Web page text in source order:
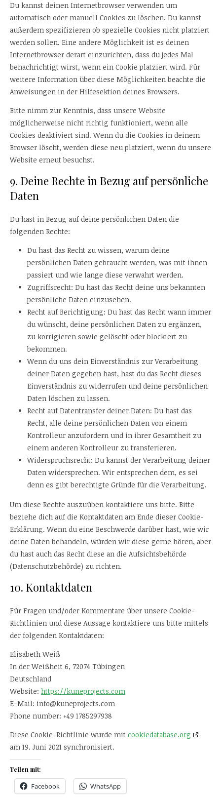
Du kannst deinen Internetbrowser verwenden um
automatisch oder manuell Cookies zu löschen. Du kannst
außerdem spezifizieren ob spezielle Cookies nicht platziert
werden sollen. Eine andere Möglichkeit ist es deinen
Internetbrowser derart einzurichten, dass du jedes Mal
benachrichtigt wirst, wenn ein Cookie platziert wird. Für
weitere Information über diese Möglichkeiten beachte die
Anweisungen in der Hilfesektion deines Browsers.
Bitte nimm zur Kenntnis, dass unsere Website
möglicherweise nicht richtig funktioniert, wenn alle
Cookies deaktiviert sind. Wenn du die Cookies in deinem
Browser löscht, werden diese neu platziert, wenn du unsere
Website erneut besuchst.
9. Deine Rechte in Bezug auf persönliche
Daten
Du hast in Bezug auf deine persönlichen Daten die
folgenden Rechte:
Du hast das Recht zu wissen, warum deine
persönlichen Daten gebraucht werden, was mit ihnen
passiert und wie lange diese verwahrt werden.
Zugriffsrecht: Du hast das Recht deine uns bekannten
persönliche Daten einzusehen.
Recht auf Berichtigung: Du hast das Recht wann immer
du wünscht, deine persönlichen Daten zu ergänzen,
zu korrigieren sowie gelöscht oder blockiert zu
bekommen.
Wenn du uns dein Einverständnis zur Verarbeitung
deiner Daten gegeben hast, hast du das Recht dieses
Einverständnis zu widerrufen und deine persönlichen
Daten löschen zu lassen.
Recht auf Datentransfer deiner Daten: Du hast das
Recht, alle deine persönlichen Daten von einem
Kontrolleur anzufordern und in ihrer Gesamtheit zu
einem anderen Kontrolleur zu transferieren.
Widerspruchsrecht: Du kannst der Verarbeitung deiner
Daten widersprechen. Wir entsprechen dem, es sei
denn es gibt berechtigte Gründe für die Verarbeitung.
Um diese Rechte auszuüben kontaktiere uns bitte. Bitte
beziehe dich auf die Kontaktdaten am Ende dieser Cookie-
Erklärung. Wenn du eine Beschwerde darüber hast, wie wir
deine Daten behandeln, würden wir diese gerne hören, aber
du hast auch das Recht diese an die Aufsichtsbehörde
(Datenschutzbehörde) zu richten.
10. Kontaktdaten
Für Fragen und/oder Kommentare über unsere Cookie-
Richtlinien und diese Aussage kontaktiere uns bitte mittels
der folgenden Kontaktdaten:
Elisabeth Weiß
In der Weißheit 6, 72074 Tübingen
Deutschland
Website: https://kuneprojects.com
E-Mail: info@kuneprojects.com
Phone number: +49 1785297938
Diese Cookie-Richtlinie wurde mit cookiedatabase.org
am 19. Juni 2021 synchronisiert.
Teilen mit:
Facebook WhatsApp